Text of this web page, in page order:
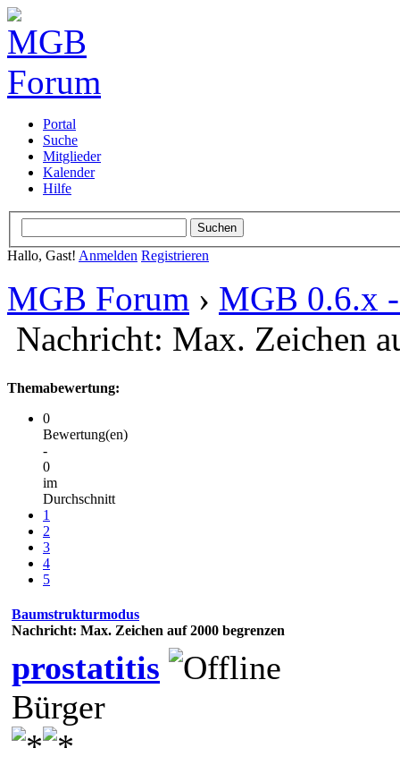
Portal
Suche
Mitglieder
Kalender
Hilfe
Hallo, Gast! Anmelden Registrieren
MGB Forum › MGB 0.6.x
Nachricht: Max. Zeichen
Themabewertung:
0
Bewertung(en)
-
0
im
Durchschnitt
1
2
3
4
5
Baumstrukturmodus
Nachricht: Max. Zeichen auf 2000 begrenzen
prostatitis
Bürger